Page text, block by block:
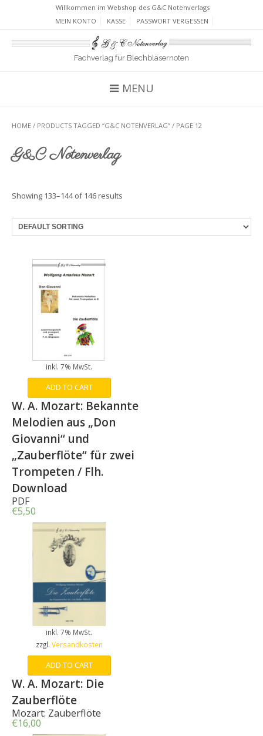
Willkommen im Webshop des G&C Notenverlags
MEIN KONTO
KASSE PASSWORT VERGESSEN
Fachverlag für Blechbläsernoten
MENU
HOME / PRODUCTS TAGGED “G&C NOTENVERLAG” / PAGE 12
G&C Notenverlag
Showing 133–144 of 146 results
inkl. 7% MwSt.
ADD TO CART
W. A. Mozart: Bekannte
Melodien aus „Don
Giovanni“ und
„Zauberflöte“ für zwei
Trompeten / Flh.
Download
PDF
€5,50
inkl. 7% MwSt.
zzgl. Versandkosten
ADD TO CART
W. A. Mozart: Die
Zauberflöte
Mozart: Zauberflöte
€16,00